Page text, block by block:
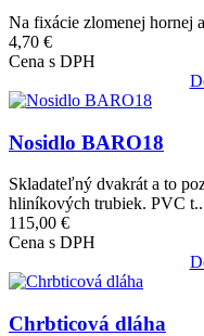
Na fixácie zlomenej hornej
4,70 €
Cena s DPH
Obrázok
Nosidlo BARO18
Skladateľný dvakrát a to
hliníkových trubiek. PVC
115,00 €
Cena s DPH
Obrázok
Chrbticová dláha